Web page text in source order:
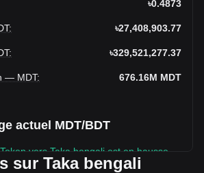
৳0.4873
: ৳27,408,903.77
: ৳329,521,277.37
— MDT: 676.16M MDT
actuel MDT/BDT
vers Taka bengali est en hausse
sur Taka bengali